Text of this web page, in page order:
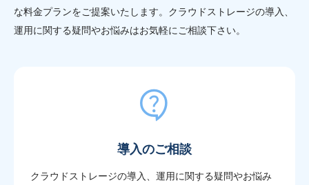
な料金プランをご提案いたします。クラウドストレージの導入、
運用に関する疑問やお悩みはお気軽にご相談下さい。
導入のご相談
クラウドストレージの導入、運用に関する疑問やお悩み